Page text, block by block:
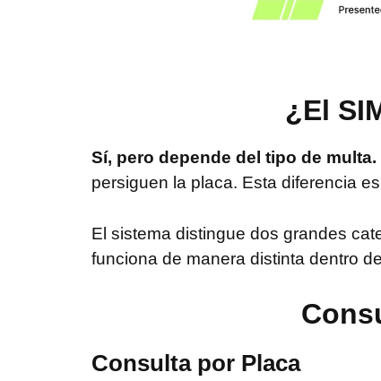
¿El
Sí, pero depende del tipo de multa.
persiguen la placa. Esta diferencia
El sistema distingue dos grandes
funciona de manera distinta dentro
Consulta por Placa